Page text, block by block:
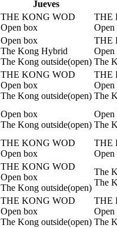
Jueves
THE KONG WOD
Open box
THE
Open
Open box
The Kong Hybrid
The Kong outside(open)
THE
Open
The
THE KONG WOD
Open box
The Kong outside(open)
THE
Open
The
Open box
The Kong outside(open)
Open
The
THE KONG WOD
Open box
THE
Open
THE KONG WOD
Open box
The Kong outside(open)
The
The
THE KONG WOD
Open box
The Kong outside(open)
THE
Open
The